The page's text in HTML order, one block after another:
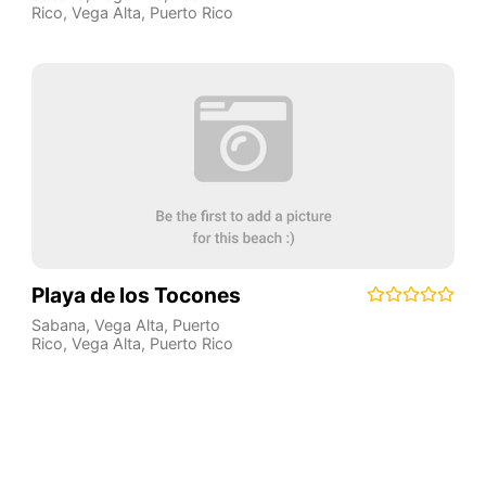
Rico, Vega Alta, Puerto Rico
Playa de los Tocones
Sabana, Vega Alta, Puerto
Rico, Vega Alta, Puerto Rico